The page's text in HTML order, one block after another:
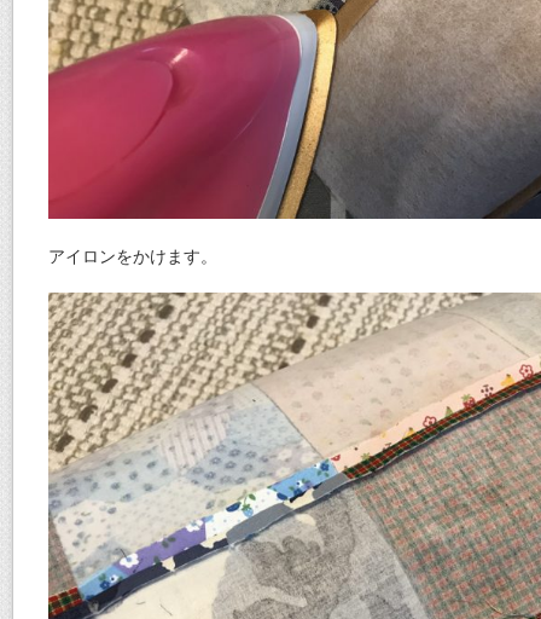
アイロンをかけます。